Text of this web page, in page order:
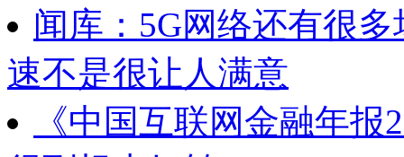
闻库：5G网络还有很
速不是很让人满意
《中国互联网金融年